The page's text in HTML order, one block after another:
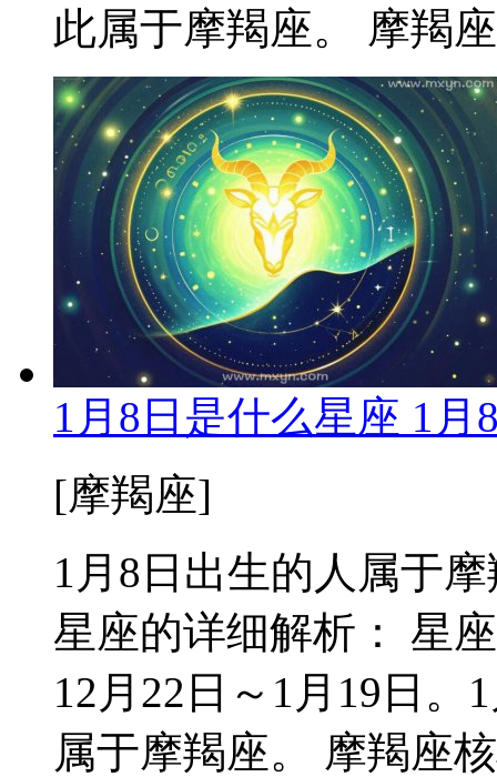
此属于摩羯座。 摩羯
1月8日是什么星座 1
[摩羯座]
1月8日出生的人属于
星座的详细解析： 星
12月22日～1月19日。
属于摩羯座。 摩羯座